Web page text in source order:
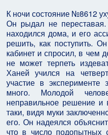
К ночи состояние №8612
Он рыдал не
находился дома, и его
решить, как поступить.
кабинет и спросил, в чем
не может терпеть
Ханей учился на
участие в
много. Молодой
неправильное решение
таки, видя муки
его. Он надеялся
что в число подопытных